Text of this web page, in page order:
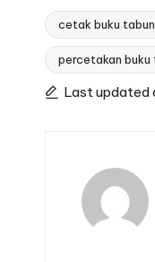
Tags:
cetak buku
percetakan buku
Last updated